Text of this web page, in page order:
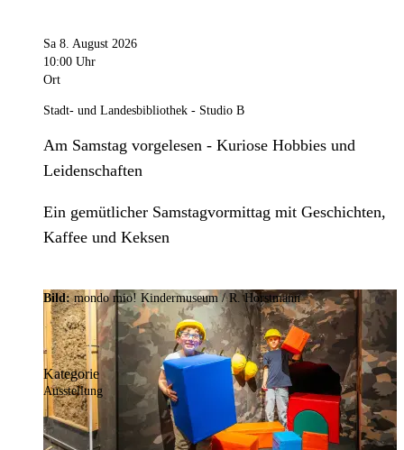
Sa 8. August 2026
10:00 Uhr
Ort
Stadt- und Landesbibliothek - Studio B
Am Samstag vorgelesen - Kuriose Hobbies und
Leidenschaften
Ein gemütlicher Samstagvormittag mit Geschichten,
Kaffee und Keksen
Bild:mondo mio! Kindermuseum / R. Horstmann
Kategorie
Ausstellung